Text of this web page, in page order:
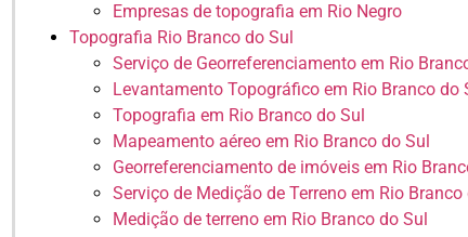
Empresas de topografia em Rio Negro
Topografia Rio Branco do Sul
Serviço de Georreferenciamento em Rio
Levantamento Topográfico em Rio Branco do
Topografia em Rio Branco do Sul
Mapeamento aéreo em Rio Branco do Sul
Georreferenciamento de imóveis em Rio
Serviço de Medição de Terreno em Rio Branco
Medição de terreno em Rio Branco do Sul